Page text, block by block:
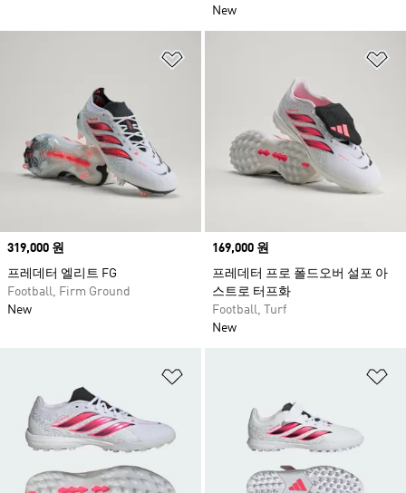
New
Price
319,000 원
프레데터 엘리트 FG
Football, Firm Ground
New
Price
169,000 원
프레데터 프로 폴드오버 설포 아
스트로 터프화
Football, Turf
New